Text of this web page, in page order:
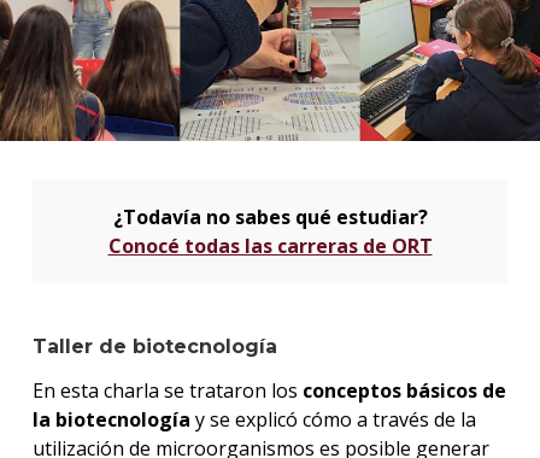
¿Todavía no sabes qué estudiar?
Conocé todas las carreras de ORT
Taller de biotecnología
En esta charla se trataron los conceptos básicos de
la biotecnología y se explicó cómo a través de la
utilización de microorganismos es posible generar